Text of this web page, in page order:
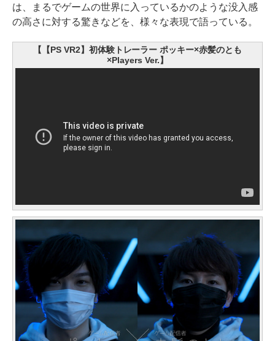
は、まるでゲームの世界に入っているかのような没入感
の高さに対する驚きなどを、様々な表現で語っている。
【【PS VR2】初体験トレーラー ポッキー×赤髪のとも
×Players Ver.】